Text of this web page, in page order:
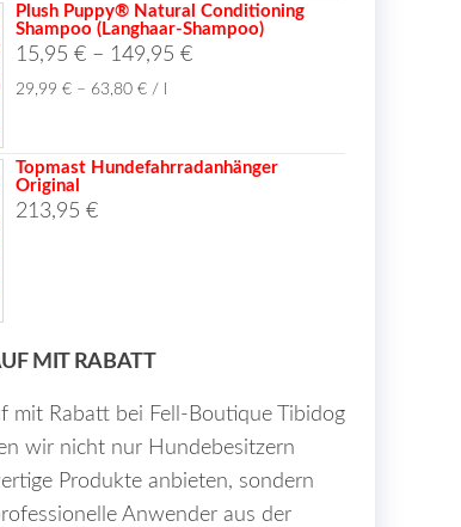
Plush Puppy® Natural Conditioning
Shampoo (Langhaar-Shampoo)
15,95 € – 149,95 €
29,99 € – 63,80 € /
Topmast Hundefahrradanhänger
Original
213,95 €
MIT RABATT
mit Rabatt bei Fell-Boutique Tibidog
wir nicht nur Hundebesitzern
Produkte anbieten, sondern
Anwender aus der